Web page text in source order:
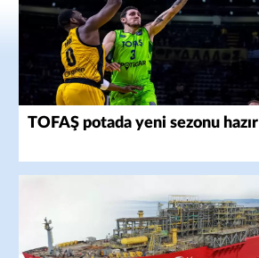
TOFAŞ potada yeni sezonu hazır